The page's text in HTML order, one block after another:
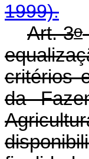
1999).
Art. 3o
critérios
da